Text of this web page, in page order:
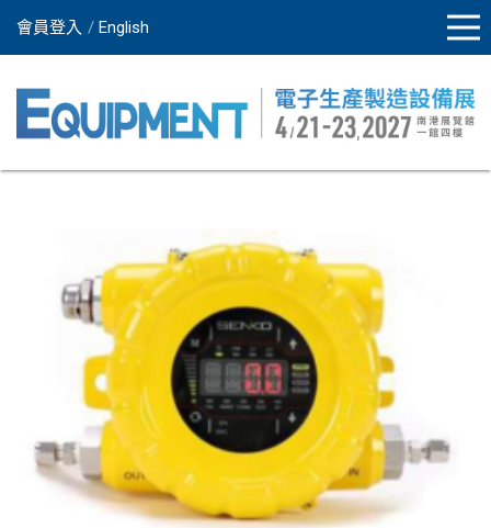
會員登入 English